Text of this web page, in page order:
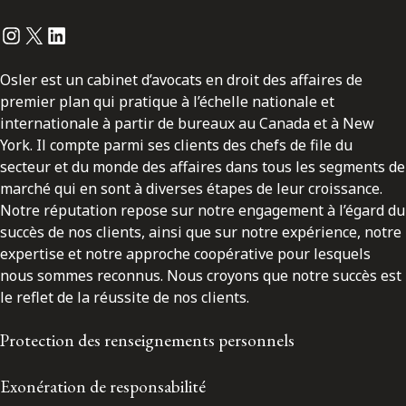
Instagram
Twitter
LinkedIn
Osler est un cabinet d’avocats en droit des affaires de
premier plan qui pratique à l’échelle nationale et
internationale à partir de bureaux au Canada et à New
York. Il compte parmi ses clients des chefs de file du
secteur et du monde des affaires dans tous les segments de
marché qui en sont à diverses étapes de leur croissance.
Notre réputation repose sur notre engagement à l’égard du
succès de nos clients, ainsi que sur notre expérience, notre
expertise et notre approche coopérative pour lesquels
nous sommes reconnus. Nous croyons que notre succès est
le reflet de la réussite de nos clients.
Protection des renseignements personnels
Exonération de responsabilité